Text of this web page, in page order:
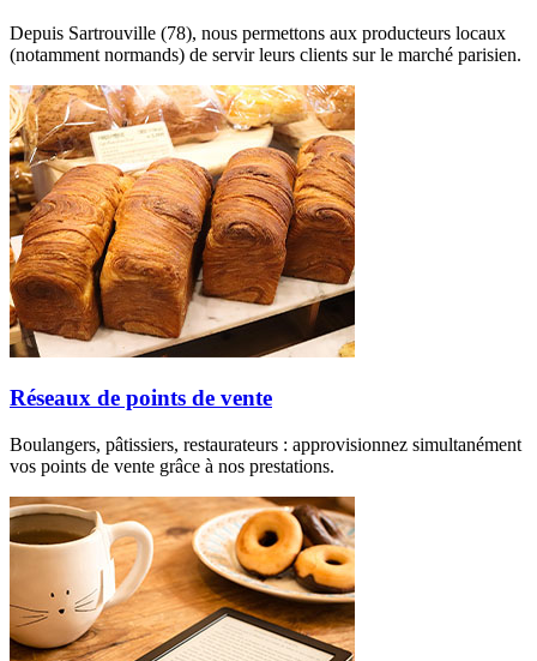
Depuis Sartrouville (78), nous permettons aux producteurs locaux
(notamment normands) de servir leurs clients sur le marché parisien.
Réseaux de points de vente
Boulangers, pâtissiers, restaurateurs : approvisionnez simultanément
vos points de vente grâce à nos prestations.